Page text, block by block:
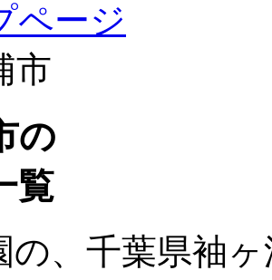
ページ
市
の
覧
の、千葉県袖